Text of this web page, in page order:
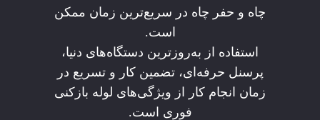
چاه و حفر چاه در سریع‌ترین زمان ممکن
است.
استفاده از به‌روزترین دستگاه‌های دنیا،
پرسنل حرفه‌ای، تضمین کار و تسریع در
زمان انجام کار از ویژگی‌های لوله بازکنی
فوری است.